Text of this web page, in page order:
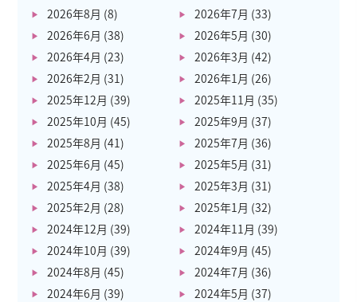
2026年8月 (8) 2026年7月 (33)
2026年6月 (38) 2026年5月 (30)
2026年4月 (23) 2026年3月 (42)
2026年2月 (31) 2026年1月 (26)
2025年12月 (39) 2025年11月 (35)
2025年10月 (45) 2025年9月 (37)
2025年8月 (41) 2025年7月 (36)
2025年6月 (45) 2025年5月 (31)
2025年4月 (38) 2025年3月 (31)
2025年2月 (28) 2025年1月 (32)
2024年12月 (39) 2024年11月 (39)
2024年10月 (39) 2024年9月 (45)
2024年8月 (45) 2024年7月 (36)
2024年6月 (39) 2024年5月 (37)